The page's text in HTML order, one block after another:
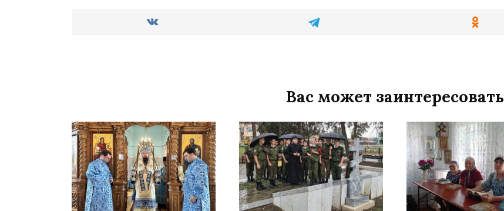
Вас может заинтересовать